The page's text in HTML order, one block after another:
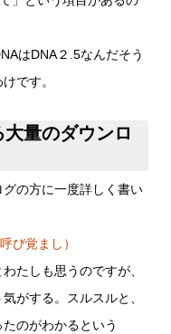
はDNA２.5なんだそう
です。
量のダウンロ
の方に一度詳しく書い
び覚まし）
たしも思うのですが、
がする。スルスルと、
のがわかるという